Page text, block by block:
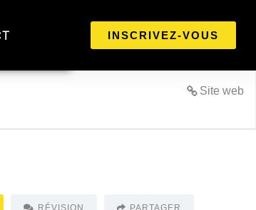
INSCRIVEZ-VOUS
Site web
RÉVISION PARTAGER